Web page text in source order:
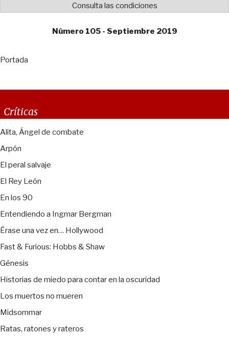
Consulta las condiciones
Número 105 - Septiembre 2019
Portada
Críticas
Alita, Ángel de combate
Arpón
El peral salvaje
El Rey León
En los 90
Entendiendo a Ingmar Bergman
Érase una vez en… Hollywood
Fast & Furious: Hobbs & Shaw
Génesis
Historias de miedo para contar en la oscuridad
Los muertos no mueren
Midsommar
Ratas, ratones y rateros